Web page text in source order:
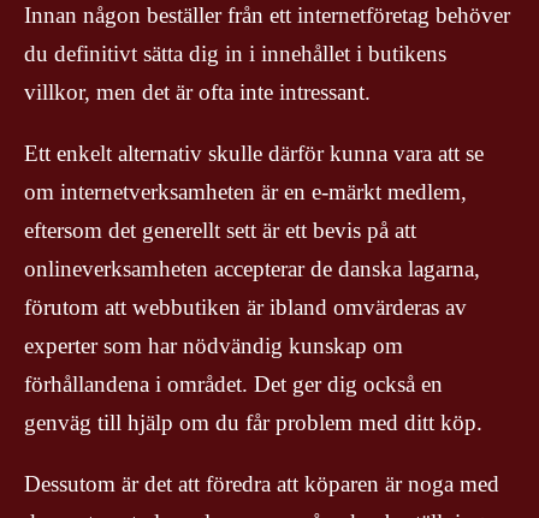
Innan någon beställer från ett internetföretag behöver
du definitivt sätta dig in i innehållet i butikens
villkor, men det är ofta inte intressant.
Ett enkelt alternativ skulle därför kunna vara att se
om internetverksamheten är en e-märkt medlem,
eftersom det generellt sett är ett bevis på att
onlineverksamheten accepterar de danska lagarna,
förutom att webbutiken är ibland omvärderas av
experter som har nödvändig kunskap om
förhållandena i området. Det ger dig också en
genväg till hjälp om du får problem med ditt köp.
Dessutom är det att föredra att köparen är noga med